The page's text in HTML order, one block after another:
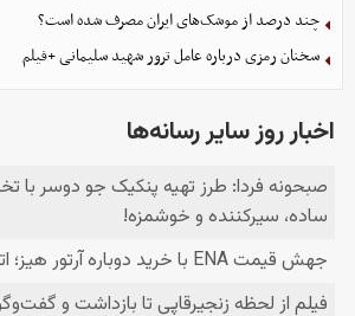
چند درصد از موشک‌های ایران مصرف شده است؟
سخنان رمزی درباره عامل ترور شهید سلیمانی +فیلم